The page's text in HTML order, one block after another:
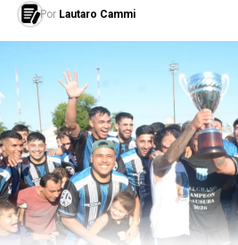
Su debut con Alemania no tardó
mano del DT Joachim Low. A un
años, con el número 25 en la
presentación internacional el 3 de
frente a Argentina. Fue en un
para el Mundial que se iba a
terminó 1 a 0 en favor de los
un joven Gonzalo Higuaín.
otro debutante, Toni Kross.
Por Lautaro Cammi